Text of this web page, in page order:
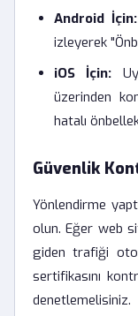
Android İçin:
izleyerek
iOS İçin:
üzerinden
hatalı
Güvenlik
Yönlendirme
olun. Eğer web
giden trafiği
sertifikasını
denetlemelisiniz.